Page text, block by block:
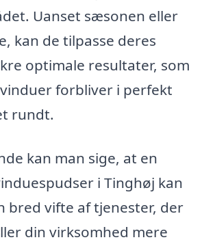
Uanset sæsonen eller
kan de tilpasse deres
optimale resultater, som
forbliver i perfekt
rundt.
kan man sige, at en
i Tinghøj kan
bred vifte af tjenester, der
din virksomhed mere